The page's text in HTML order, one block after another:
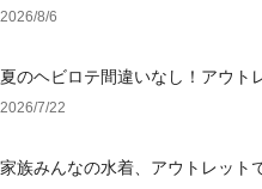
2026/8/6
夏のヘビロテ間違いなし！アウト
ション
2026/7/22
家族みんなの水着、アウトレット